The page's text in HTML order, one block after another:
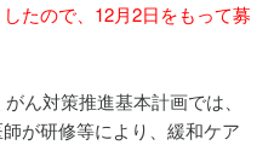
たので、12月2日をもって募
ん対策推進基本計画では、
が研修等により、緩和ケア